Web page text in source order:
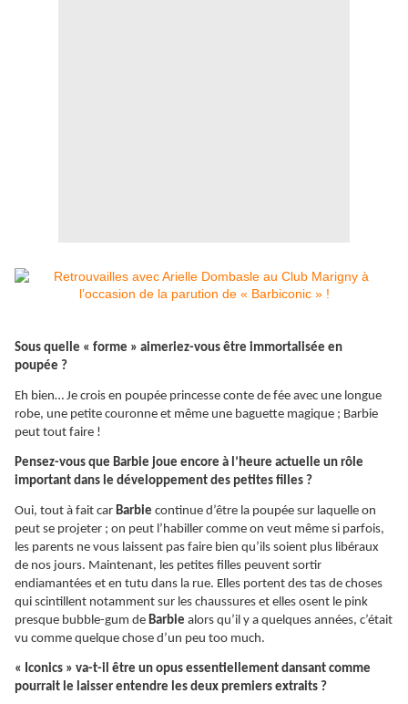
Sous quelle « forme » aimeriez-vous être immortalisée en
poupée ?
Eh bien… Je crois en poupée princesse conte de fée avec une longue
robe, une petite couronne et même une baguette magique ; Barbie
peut tout faire !
Pensez-vous que Barbie joue encore à l’heure actuelle un rôle
important dans le développement des petites filles ?
Oui, tout à fait car Barbie continue d’être la poupée sur laquelle on
peut se projeter ; on peut l’habiller comme on veut même si parfois,
les parents ne vous laissent pas faire bien qu’ils soient plus libéraux
de nos jours. Maintenant, les petites filles peuvent sortir
endiamantées et en tutu dans la rue. Elles portent des tas de choses
qui scintillent notamment sur les chaussures et elles osent le pink
presque bubble-gum de Barbie alors qu’il y a quelques années, c’était
vu comme quelque chose d’un peu too much.
« Iconics » va-t-il être un opus essentiellement dansant comme
pourrait le laisser entendre les deux premiers extraits ?